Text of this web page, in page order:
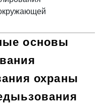
основы
охраны